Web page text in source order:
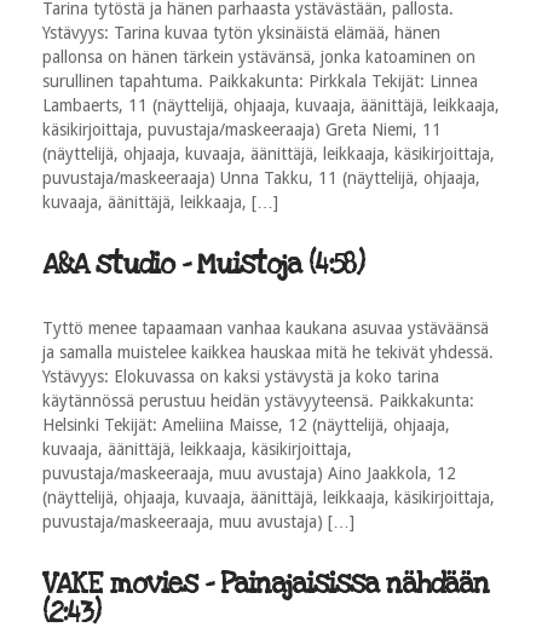
Tarina tytöstä ja hänen parhaasta ystävästään, pallosta.
Ystävyys: Tarina kuvaa tytön yksinäistä elämää, hänen
pallonsa on hänen tärkein ystävänsä, jonka katoaminen on
surullinen tapahtuma. Paikkakunta: Pirkkala Tekijät: Linnea
Lambaerts, 11 (näyttelijä, ohjaaja, kuvaaja, äänittäjä, leikkaaja,
käsikirjoittaja, puvustaja/maskeeraaja) Greta Niemi, 11
(näyttelijä, ohjaaja, kuvaaja, äänittäjä, leikkaaja, käsikirjoittaja,
puvustaja/maskeeraaja) Unna Takku, 11 (näyttelijä, ohjaaja,
kuvaaja, äänittäjä, leikkaaja, […]
A&A studio - Muistoja (4:58)
Tyttö menee tapaamaan vanhaa kaukana asuvaa ystäväänsä
ja samalla muistelee kaikkea hauskaa mitä he tekivät yhdessä.
Ystävyys: Elokuvassa on kaksi ystävystä ja koko tarina
käytännössä perustuu heidän ystävyyteensä. Paikkakunta:
Helsinki Tekijät: Ameliina Maisse, 12 (näyttelijä, ohjaaja,
kuvaaja, äänittäjä, leikkaaja, käsikirjoittaja,
puvustaja/maskeeraaja, muu avustaja) Aino Jaakkola, 12
(näyttelijä, ohjaaja, kuvaaja, äänittäjä, leikkaaja, käsikirjoittaja,
puvustaja/maskeeraaja, muu avustaja) […]
VAKE movies - Painajaisissa nähdään
(2:43)